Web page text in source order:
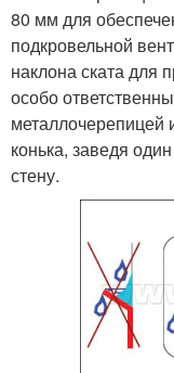
80 мм для
подкровельной
наклона ската для
особо
металлочерепицей
конька, заведя
стену.